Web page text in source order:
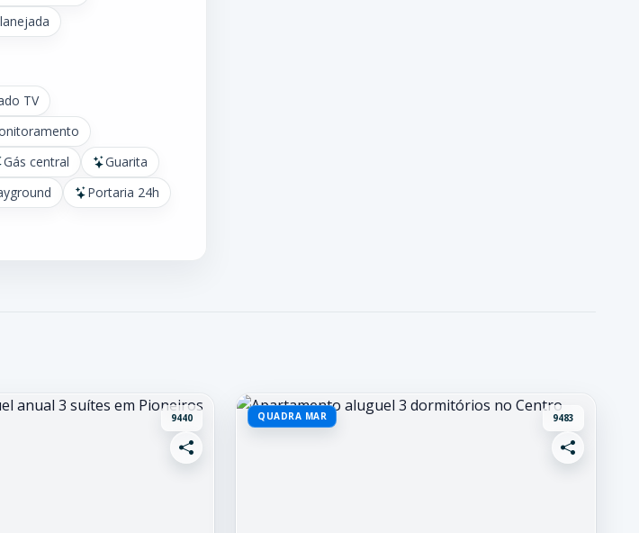
TV
Gás central
Guarita
Portaria 24h
9440 QUADRA MAR 9483